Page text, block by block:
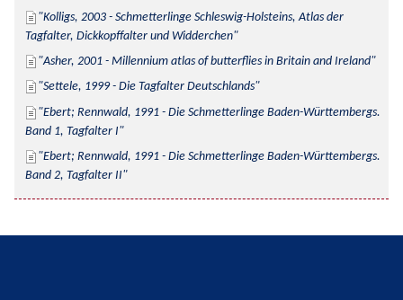
Kolligs, 2003 - Schmetterlinge Schleswig-Holsteins, Atlas der
Tagfalter, Dickkopffalter und Widderchen
Asher, 2001 - Millennium atlas of butterflies in Britain and Ireland
Settele, 1999 - Die Tagfalter Deutschlands
Ebert; Rennwald, 1991 - Die Schmetterlinge Baden-Württembergs.
Band 1, Tagfalter I
Ebert; Rennwald, 1991 - Die Schmetterlinge Baden-Württembergs.
Band 2, Tagfalter II